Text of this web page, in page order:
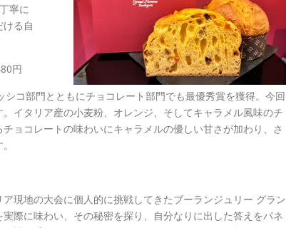
寧に
る自
円
コ部門とともにチョコレート部門でも最優秀賞を獲得。今回
イタリア産の小麦粉、オレンジ、そしてキャラメル風味のチ
ョコレートの味わいにキャラメルの優しい甘さが加わり、さ
現地の大会に個人的に挑戦してきたブーランジュリー グラン
際に味わい、その秘密を探り、自分なりに出した答えをパネ